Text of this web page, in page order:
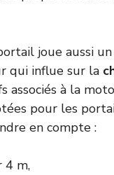
joue aussi
qui influe sur la
à la
pour les
en compte :
4 m,